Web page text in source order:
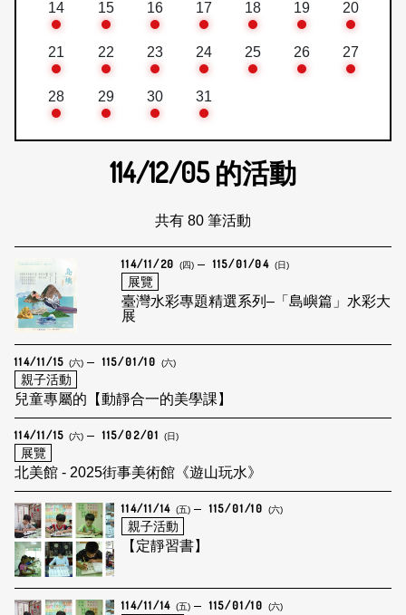
14 15 16 17 18 19 20
21 22 23 24 25 26 27
28 29 30 31
114/12/05的活動
共有 80 筆活動
114/11/20 (四) 115/01/04 (日)
展覽
臺灣水彩專題精選系列–「島嶼篇」水彩大
展
114/11/15 (六) 115/01/10 (六)
親子活動
兒童專屬的【動靜合一的美學課】
114/11/15 (六) 115/02/01 (日)
展覽
北美館 - 2025街事美術館《遊山玩水》
114/11/14 (五) 115/01/10 (六)
親子活動
【定靜習書】
114/11/14 (五) 115/01/10 (六)